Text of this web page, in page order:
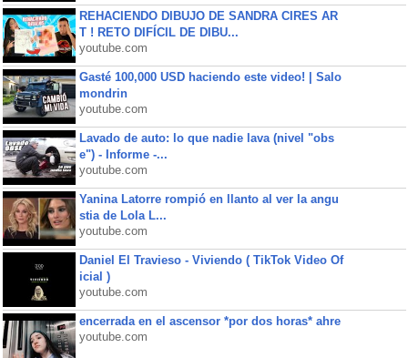
REHACIENDO DIBUJO DE SANDRA CIRES AR
T ! RETO DIFÍCIL DE DIBU...
youtube.com
Gasté 100,000 USD haciendo este video! | Salo
mondrin
youtube.com
Lavado de auto: lo que nadie lava (nivel "obs
e") - Informe -...
youtube.com
Yanina Latorre rompió en llanto al ver la angu
stia de Lola L...
youtube.com
Daniel El Travieso - Viviendo ( TikTok Video Of
icial )
youtube.com
encerrada en el ascensor *por dos horas* ahre
youtube.com